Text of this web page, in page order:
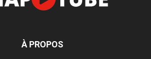
À PROPOS